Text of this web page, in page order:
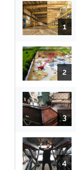
1
2
3
4